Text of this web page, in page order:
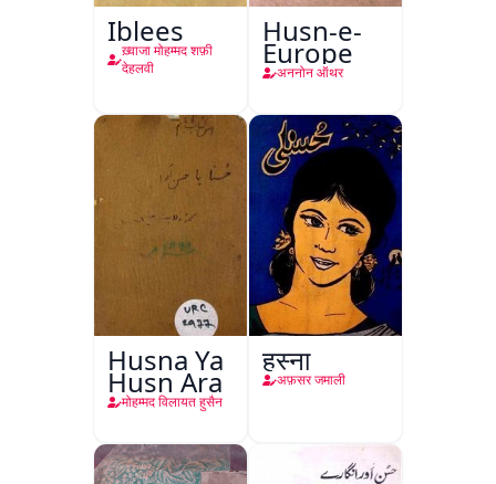
Iblees
ख़्वाजा मोहम्मद शफ़ी
देहलवी
Husn-e-
Europe
अननोन ऑथर
Husna Ya
Husn Ara
मोहम्मद विलायत हुसैन
हुस्ना
अफ़सर जमाली